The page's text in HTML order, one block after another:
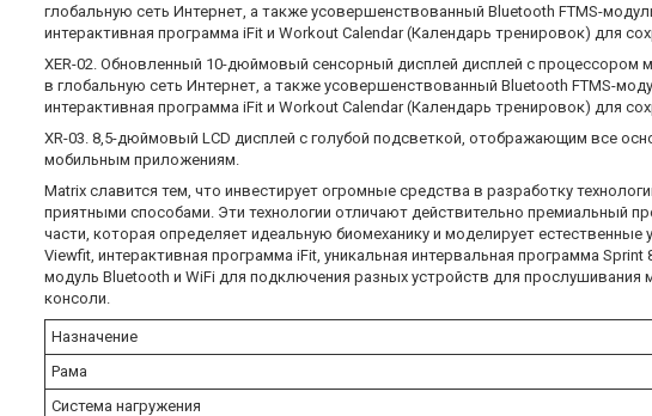
глобальную сеть Интернет, а также усовершенствованный Bluetooth FTMS-
интерактивная программа iFit и Workout Calendar (Календарь тренировок) для
XER-02. Обновленный 10-дюймовый сенсорный дисплей дисплей с процессором
в глобальную сеть Интернет, а также усовершенствованный Bluetooth FTMS-
интерактивная программа iFit и Workout Calendar (Календарь тренировок) для
XR-03. 8,5-дюймовый LCD дисплей с голубой подсветкой, отображающим все
мобильным приложениям.
Matrix славится тем, что инвестирует огромные средства в разработку
приятными способами. Эти технологии отличают действительно премиальный
части, которая определяет идеальную биомеханику и моделирует
Viewfit, интерактивная программа iFit, уникальная интервальная программа
модуль Bluetooth и WiFi для подключения разных устройств для
консоли.
Назначение
Рама
Система нагружения